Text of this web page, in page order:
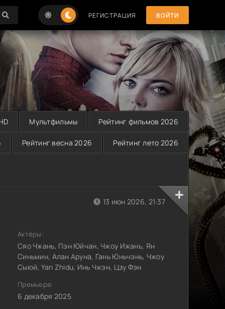
РЕГИСТРАЦИЯ ВОЙТИ
Мультфильмы Рейтинг фильмов 2026
Рейтинг весна 2026 Рейтинг лето 2026
13 июн 2026, 21:37
Актёры:
Сяо Чжань, Пэн Юйчан, Чжоу Ижань, Ян
Синьмин, Алан Аруна, Гань Юньчэнь, Чжоу
Сыюй, Yan Zhidu, Инь Чжэн, Цзу Фэн
Премьера:
6 декабря 2025